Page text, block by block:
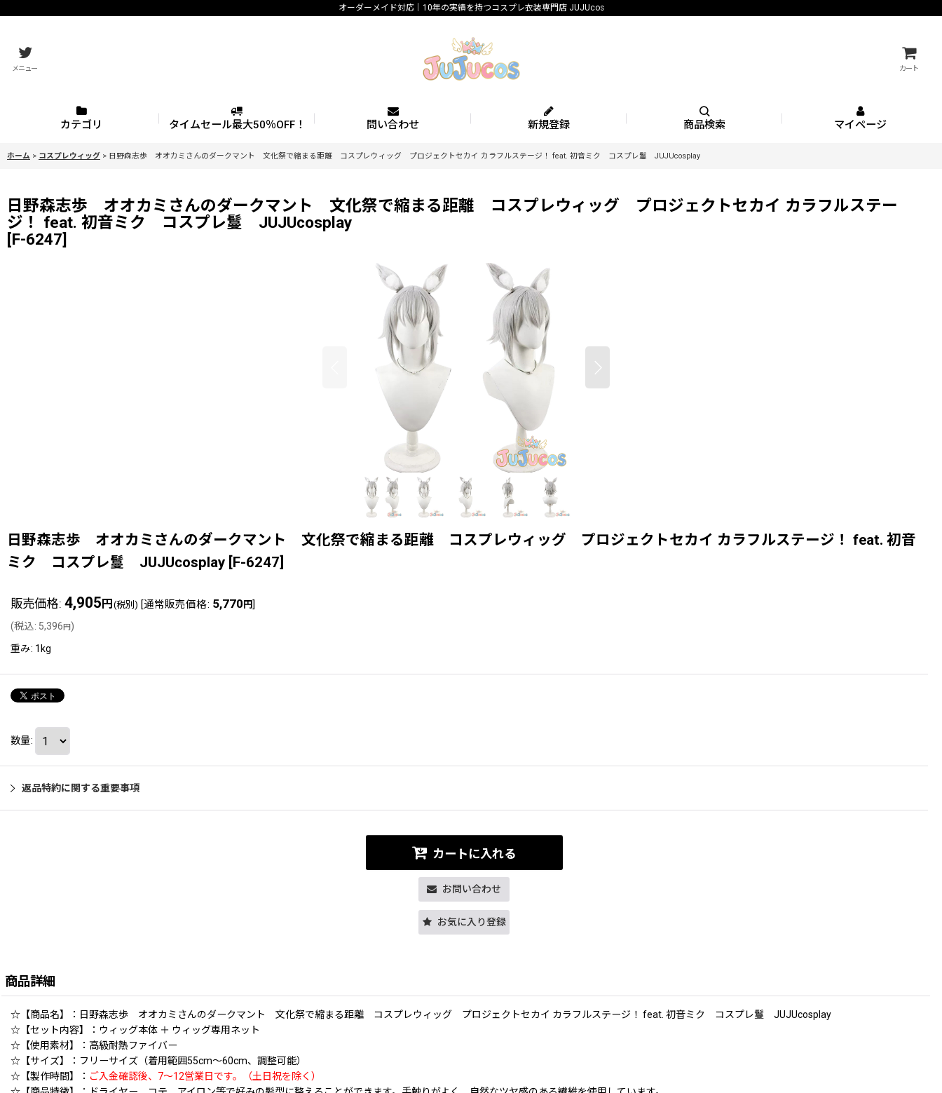
オーダーメイド対応｜10年の実績を持つコスプレ衣装専門店 JUJUcos
メニュー カート
カテゴリ タイムセール最大50％OFF！ 問い合わせ 新規登録 商品検索 マイページ
ホーム > コスプレウィッグ > 日野森志歩 オオカミさんのダークマント 文化祭で縮まる距離 コスプレウィッグ プロジェクトセカイ カラフルステージ！ feat. 初音ミク コスプレ鬘 JUJUcosplay
日野森志歩 オオカミさんのダークマント 文化祭で縮まる距離 コスプレウィッグ プロジェクトセカイ カラフルステー
ジ！ feat. 初音ミク コスプレ鬘 JUJUcosplay
[F-6247]
日野森志歩 オオカミさんのダークマント 文化祭で縮まる距離 コスプレウィッグ プロジェクトセカイ カラフルステージ！ feat. 初音
ミク コスプレ鬘 JUJUcosplay [F-6247]
販売価格: 4,905 円 (税別) [通常販売価格: 5,770 円]
(税込: 5,396円)
重み: 1kg
数量:
返品特約に関する重要事項
カートに入れる
お問い合わせ
お気に入り登録
商品詳細
☆【商品名】：日野森志歩 オオカミさんのダークマント 文化祭で縮まる距離 コスプレウィッグ プロジェクトセカイ カラフルステージ！ feat. 初音ミク コスプレ鬘 JUJUcosplay
☆【セット内容】：ウィッグ本体 ＋ ウィッグ専用ネット
☆【使用素材】：高級耐熱ファイバー
☆【サイズ】：フリーサイズ（着用範囲55cm〜60cm、調整可能）
☆【製作時間】： ご入金確認後、7〜12営業日です。（土日祝を除く）